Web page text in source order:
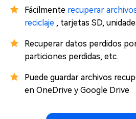
Fácilmente recuperar
reciclaje , tarjetas SD,
Recuperar datos perdidos
particiones perdidas, etc.
Puede guardar archivos
en OneDrive y Google Drive